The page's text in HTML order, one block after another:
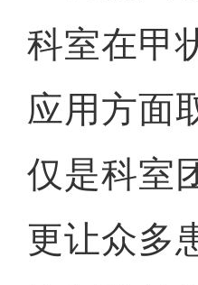
科室在甲
应用方面
仅是科室
更让众多